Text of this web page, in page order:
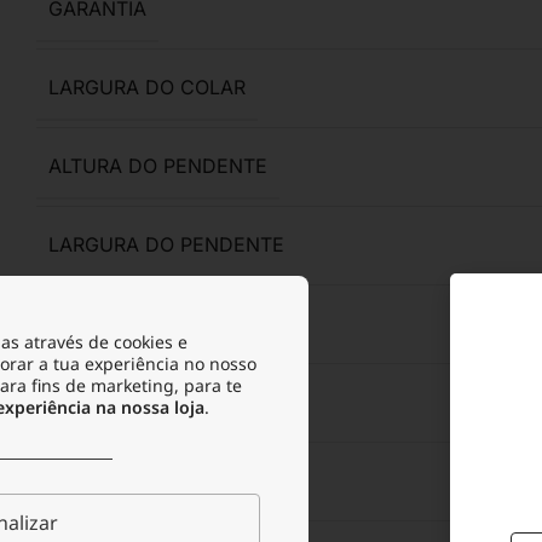
GARANTIA
LARGURA DO COLAR
ALTURA DO PENDENTE
LARGURA DO PENDENTE
ANTIALÉRGICO
através de cookies e
a tua experiência no nosso
fins de marketing, para te
na nossa loja.